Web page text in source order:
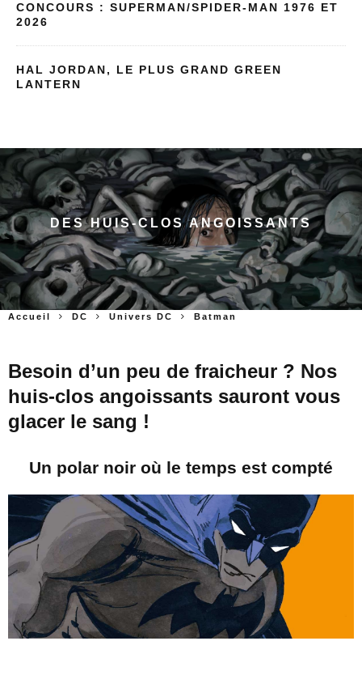
CONCOURS : SUPERMAN/SPIDER-MAN 1976 ET
2026
HAL JORDAN, LE PLUS GRAND GREEN
LANTERN
DES HUIS-CLOS ANGOISSANTS
Accueil DC Univers DC Batman
Besoin d’un peu de fraicheur ? Nos
huis-clos angoissants sauront vous
glacer le sang !
Un polar noir où le temps est compté